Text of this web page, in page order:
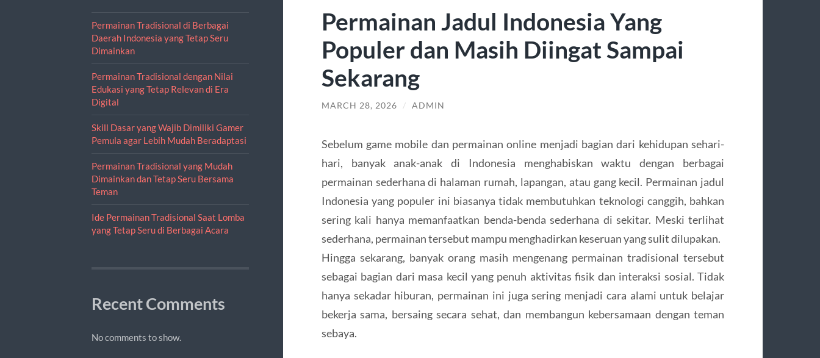
Permainan Tradisional di Berbagai
Daerah Indonesia yang Tetap Seru
Dimainkan
Permainan Tradisional dengan Nilai
Edukasi yang Tetap Relevan di Era
Digital
Skill Dasar yang Wajib Dimiliki Gamer
Pemula agar Lebih Mudah Beradaptasi
Permainan Tradisional yang Mudah
Dimainkan dan Tetap Seru Bersama
Teman
Ide Permainan Tradisional Saat Lomba
yang Tetap Seru di Berbagai Acara
Recent Comments
No comments to show.
Permainan Jadul Indonesia Yang
Populer dan Masih Diingat Sampai
Sekarang
MARCH 28, 2026 / ADMIN
Sebelum game mobile dan permainan online menjadi bagian dari kehidupan sehari-
hari, banyak anak-anak di Indonesia menghabiskan waktu dengan berbagai
permainan sederhana di halaman rumah, lapangan, atau gang kecil. Permainan jadul
Indonesia yang populer ini biasanya tidak membutuhkan teknologi canggih, bahkan
sering kali hanya memanfaatkan benda-benda sederhana di sekitar. Meski terlihat
sederhana, permainan tersebut mampu menghadirkan keseruan yang sulit dilupakan.
Hingga sekarang, banyak orang masih mengenang permainan tradisional tersebut
sebagai bagian dari masa kecil yang penuh aktivitas fisik dan interaksi sosial. Tidak
hanya sekadar hiburan, permainan ini juga sering menjadi cara alami untuk belajar
bekerja sama, bersaing secara sehat, dan membangun kebersamaan dengan teman
sebaya.